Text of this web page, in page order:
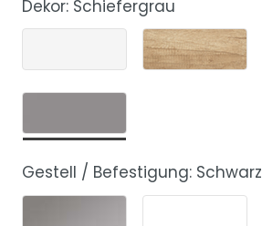
Dekor: Schiefergrau
Gestell / Befestigung: Schwarz